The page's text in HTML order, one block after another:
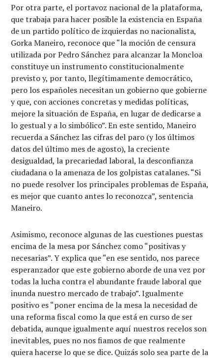
Por otra parte, el portavoz nacional de la plataforma,
que trabaja para hacer posible la existencia en España
de un partido político de izquierdas no nacionalista,
Gorka Maneiro, reconoce que “la moción de censura
utilizada por Pedro Sánchez para alcanzar la Moncloa
constituye un instrumento constitucionalmente
previsto y, por tanto, llegítimamente democrático,
pero los españoles necesitan un gobierno que gobierne
y que, con acciones concretas y medidas políticas,
mejore la situación de España, en lugar de dedicarse a
lo gestual y a lo simbólico”. En este sentido, Maneiro
recuerda a Sánchez las cifras del paro (y los últimos
datos del último mes de agosto), la creciente
desigualdad, la precariedad laboral, la desconfianza
ciudadana o la amenaza de los golpistas catalanes. “Si
no puede resolver los principales problemas de España,
es mejor que cuanto antes lo reconozca”, sentencia
Maneiro.
Asimismo, reconoce algunas de las cuestiones puestas
encima de la mesa por Sánchez como “positivas y
necesarias”. Y explica que “en ese sentido, nos parece
esperanzador que este gobierno aborde de una vez por
todas la lucha contra el abundante fraude laboral que
inunda nuestro mercado de trabajo”. Igualmente
positivo es “poner encima de la mesa la necesidad de
una reforma fiscal como la que está en curso de ser
debatida, aunque igualmente aquí nuestros recelos son
inevitables, pues no nos fiamos de que realmente
quiera hacerse lo que se dice. Quizás solo sea parte de la